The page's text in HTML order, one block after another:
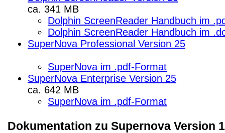
ca. 341 MB
Dolphin ScreenReader Handbuch im
Dolphin ScreenReader Handbuch im
SuperNova Professional Version 25
SuperNova im .pdf-Format
SuperNova Enterprise Version 25
ca. 642 MB
SuperNova im .pdf-Format
Dokumentation zu Supernova Version